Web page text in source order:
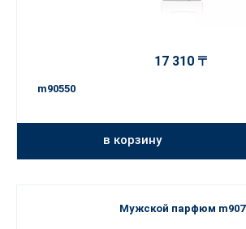
17 310 〒
m90550
в корзину
Мужской парфюм m907